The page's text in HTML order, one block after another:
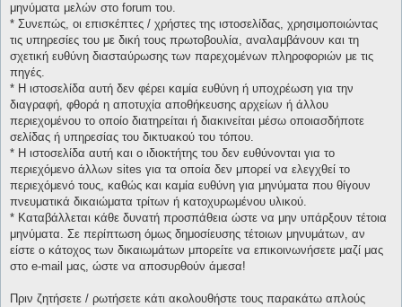
μηνύματα μελών στο forum του.
* Συνεπώς, οι επισκέπτες / χρήστες της ιστοσελίδας, χρησιμοποιώντας
τις υπηρεσίες του με δική τους πρωτοβουλία, αναλαμβάνουν και τη
σχετική ευθύνη διασταύρωσης των παρεχομένων πληροφοριών με τις
πηγές.
* H ιστοσελίδα αυτή δεν φέρει καμία ευθύνη ή υποχρέωση για την
διαγραφή, φθορά η αποτυχία αποθήκευσης αρχείων ή άλλου
περιεχομένου το οποίο διατηρείται ή διακινείται μέσω οποιασδήποτε
σελίδας ή υπηρεσίας του δικτυακού του τόπου.
* H ιστοσελίδα αυτή και ο ιδιοκτήτης του δεν ευθύνονται για το
περιεχόμενο άλλων sites για τα οποία δεν μπορεί να ελεγχθεί το
περιεχόμενό τους, καθώς και καμία ευθύνη για μηνύματα που θίγουν
πνευματικά δικαιώματα τρίτων ή κατοχυρωμένου υλικού.
* Καταβάλλεται κάθε δυνατή προσπάθεια ώστε να μην υπάρξουν τέτοια
μηνύματα. Σε περίπτωση όμως δημοσίευσης τέτοιων μηνυμάτων, αν
είστε ο κάτοχος των δικαιωμάτων μπορείτε να επικοινωνήσετε μαζί μας
στο e-mail μας, ώστε να αποσυρθούν άμεσα!
Πριν ζητήσετε / ρωτήσετε κάτι ακολουθήστε τους παρακάτω απλούς